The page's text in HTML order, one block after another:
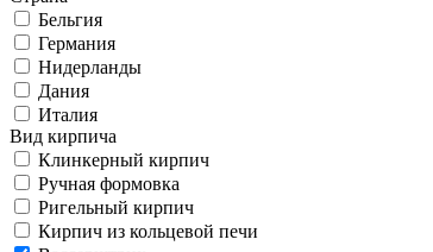
Бельгия
Германия
Нидерланды
Дания
Италия
Вид кирпича
Клинкерный кирпич
Ручная формовка
Ригельный кирпич
Кирпич из кольцевой печи